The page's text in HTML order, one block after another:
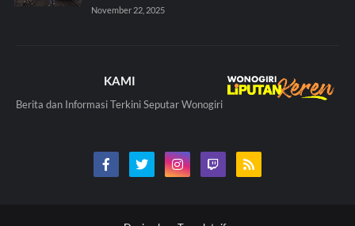
November 22, 2025
KAMI
Berita dan Informasi Terkini Seputar Wonogiri